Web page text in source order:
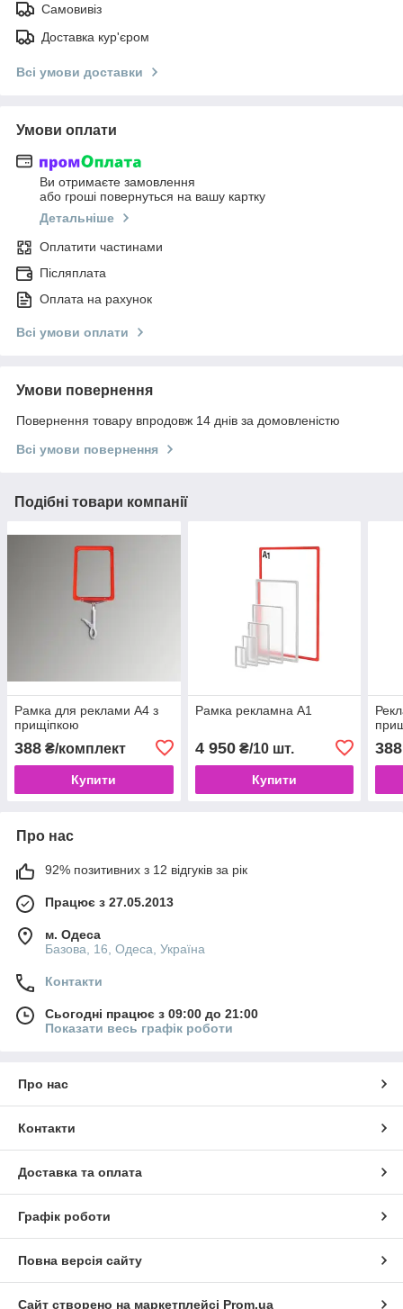
Самовивіз
Доставка кур'єром
Всі умови доставки
Умови оплати
Ви отримаєте замовлення
або гроші повернуться на вашу картку
Детальніше
Оплатити частинами
Післяплата
Оплата на рахунок
Всі умови оплати
Умови повернення
Повернення товару впродовж 14 днів за домовленістю
Всі умови повернення
Подібні товари компанії
Рамка для реклами А4 з
прищіпкою
388 ₴/комплект
Купити
Рамка рекламна А1
4 950₴/10 шт.
Купити
388
Про нас
92% позитивних з 12 відгуків за рік
Працює з 27.05.2013
м. Одеса
Базова, 16, Одеса, Україна
Контакти
Сьогодні працює з 09:00 до 21:00
Показати весь графік роботи
Про нас
Контакти
Доставка та оплата
Графік роботи
Повна версія сайту
Сайт створено на маркетплейсі Prom.ua